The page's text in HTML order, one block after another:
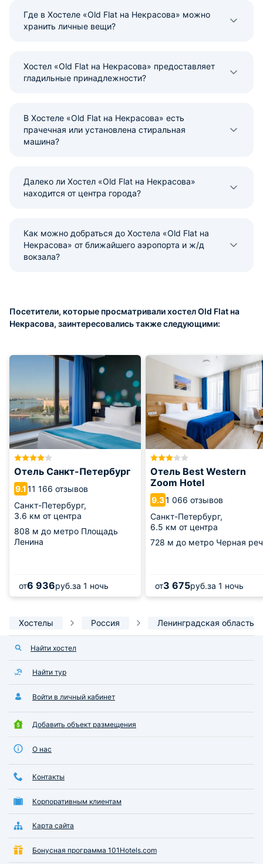
Где в Хостеле «Old Flat на Некрасова» можно
хранить личные вещи?
Хостел «Old Flat на Некрасова» предоставляет
гладильные принадлежности?
В Хостеле «Old Flat на Некрасова» есть
прачечная или установлена стиральная
машина?
Далеко ли Хостел «Old Flat на Некрасова»
находится от центра города?
Как можно добраться до Хостела «Old Flat на
Некрасова» от ближайшего аэропорта и ж/д
вокзала?
Посетители, которые просматривали хостел Old Flat на
Некрасова, заинтересовались также следующими:
Отель Санкт-Петербург
9.111 166 отзывов
Санкт-Петербург,
3.6 км от центра
808 м до метро Площадь
Ленина
от6 936руб.за 1 ночь
Отель Best Western
Zoom Hotel
9.31 066 отзывов
Санкт-Петербург,
6.5 км от центра
728 м до метро Черная
от3 675руб.за 1 ночь
Хостелы Россия Ленинградская область
Найти хостел
Найти тур
Войти в личный кабинет
Добавить объект размещения
О нас
Контакты
Корпоративным клиентам
Карта сайта
Бонусная программа 101Hotels.com